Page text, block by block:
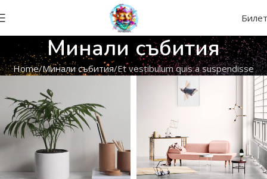
Минали събития
Home Минали събития Et vestibulum quis a suspendisse